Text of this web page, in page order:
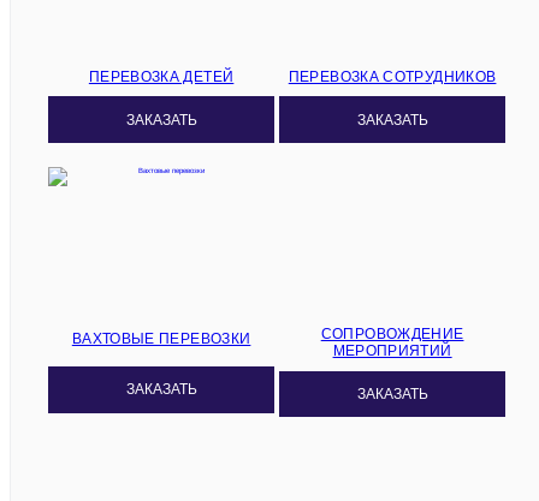
ПЕРЕВОЗКА ДЕТЕЙ
ЗАКАЗАТЬ
ПЕРЕВОЗКА СОТРУДНИКОВ
ЗАКАЗАТЬ
ВАХТОВЫЕ ПЕРЕВОЗКИ
ЗАКАЗАТЬ
СОПРОВОЖДЕНИЕ
МЕРОПРИЯТИЙ
ЗАКАЗАТЬ